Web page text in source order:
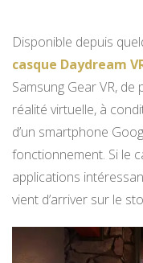
Disponible depuis
casque Daydream
Samsung Gear VR,
réalité virtuelle, à
d’un smartphone
fonctionnement. Si le
applications
vient d’arriver sur le